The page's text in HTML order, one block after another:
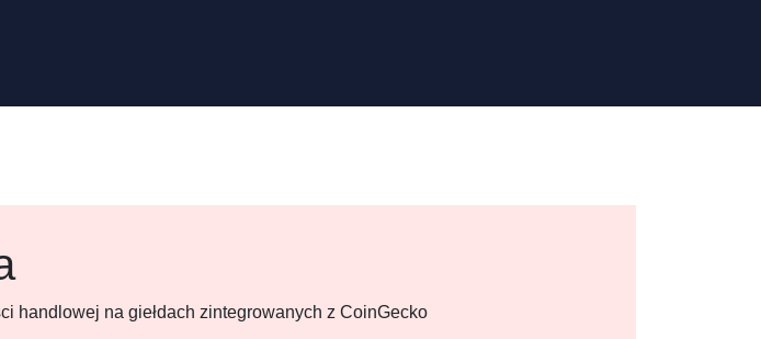
handlowej na giełdach zintegrowanych z CoinGecko